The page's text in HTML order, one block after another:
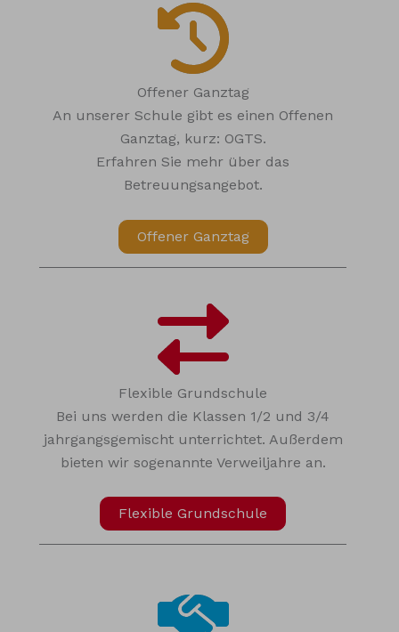
Offener Ganztag
An unserer Schule gibt es einen Offenen
Ganztag, kurz: OGTS.
Erfahren Sie mehr über das
Betreuungsangebot.
Offener Ganztag
Flexible Grundschule
Bei uns werden die Klassen 1/2 und 3/4
jahrgangsgemischt unterrichtet. Außerdem
bieten wir sogenannte Verweiljahre an.
Flexible Grundschule